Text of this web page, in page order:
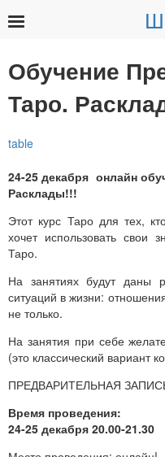
Обучение
Таро.
24-25 декабря онлайн
Расклады!!!
Этот курс Таро для тех,
хочет использовать свои
Таро.
На занятиях будут даны
ситуаций в жизни:
не только.
На занятия при себе
(это классический вариант
ПРЕДВАРИТЕЛЬНАЯ
Время проведения:
24-25 декабря 20.00-21.30